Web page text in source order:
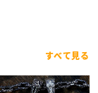
すべて見る